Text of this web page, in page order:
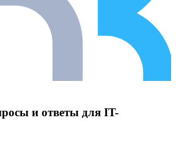
и ответы для IT-